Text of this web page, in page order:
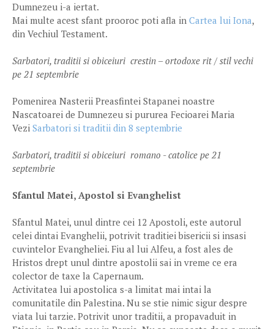
Dumnezeu i-a iertat.
Mai multe acest sfant prooroc poti afla in Cartea lui Iona,
din Vechiul Testament.
Sarbatori, traditii si obiceiuri crestin – ortodoxe rit / stil vechi
pe 21 septembrie
Pomenirea Nasterii Preasfintei Stapanei noastre
Nascatoarei de Dumnezeu si pururea Fecioarei Maria
Vezi Sarbatori si traditii din 8 septembrie
Sarbatori, traditii si obiceiuri romano - catolice pe 21
septembrie
Sfantul Matei, Apostol si Evanghelist
Sfantul Matei, unul dintre cei 12 Apostoli, este autorul
celei dintai Evanghelii, potrivit traditiei bisericii si insasi
cuvintelor Evangheliei. Fiu al lui Alfeu, a fost ales de
Hristos drept unul dintre apostolii sai in vreme ce era
colector de taxe la Capernaum.
Activitatea lui apostolica s-a limitat mai intai la
comunitatile din Palestina. Nu se stie nimic sigur despre
viata lui tarzie. Potrivit unor traditii, a propavaduit in